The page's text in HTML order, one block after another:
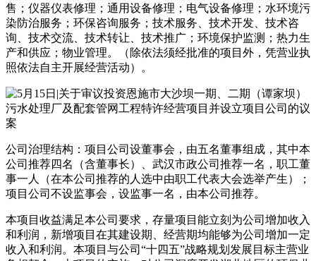
售；仪器仪表修理；通用设备修理；电气设备修理；水环境污
染防治服务；环保咨询服务；技术服务、技术开发、技术咨
询、技术交流、技术转让、技术推广；环境保护监测；热力生
产和供应；物业管理。（除依法须经批准的项目外，凭营业执
照依法自主开展经营活动）。
公司治理结构：项目公司设董事会，由五名董事组成，其中本
公司推荐四名（含董事长）、武汉市政公司推荐一名，职工董
事一人（在本公司推荐的人选中由职工代表大会选举产生）；
项目公司不设监事会，设监事一名，由本公司推荐。
本项目收益满足本公司要求，存量项目能立刻为公司增加收入
和利润，新增项目在其建设期、经营期均能够为公司增加一定
收入和利润。本项目与公司“十四五”战略规划发展目标主营业